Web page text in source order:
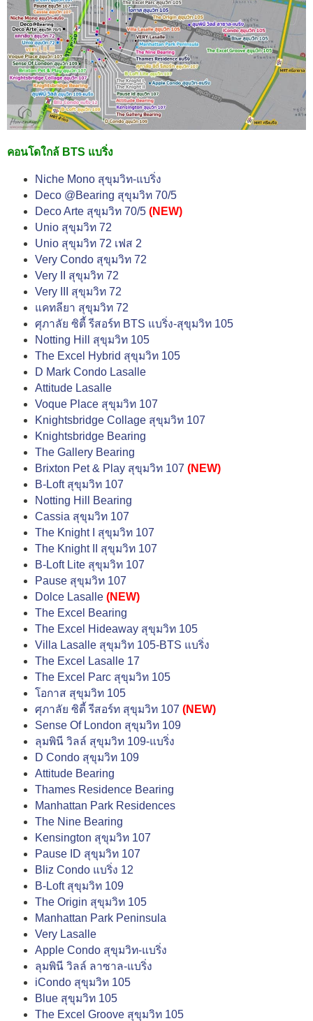
คอนโดใกล้ BTS แบริ่ง
Niche Mono สุขุมวิท-แบริ่ง
Deco @Bearing สุขุมวิท 70/5
Deco Arte สุขุมวิท 70/5 (NEW)
Unio สุขุมวิท 72
Unio สุขุมวิท 72 เฟส 2
Very Condo สุขุมวิท 72
Very II สุขุมวิท 72
Very III สุขุมวิท 72
แคทลียา สุขุมวิท 72
ศุภาลัย ซิตี้ รีสอร์ท BTS แบริ่ง-สุขุมวิท 105
Notting Hill สุขุมวิท 105
The Excel Hybrid สุขุมวิท 105
D Mark Condo Lasalle
Attitude Lasalle
Voque Place สุขุมวิท 107
Knightsbridge Collage สุขุมวิท 107
Knightsbridge Bearing
The Gallery Bearing
Brixton Pet & Play สุขุมวิท 107 (NEW)
B-Loft สุขุมวิท 107
Notting Hill Bearing
Cassia สุขุมวิท 107
The Knight I สุขุมวิท 107
The Knight II สุขุมวิท 107
B-Loft Lite สุขุมวิท 107
Pause สุขุมวิท 107
Dolce Lasalle (NEW)
The Excel Bearing
The Excel Hideaway สุขุมวิท 105
Villa Lasalle สุขุมวิท 105-BTS แบริ่ง
The Excel Lasalle 17
The Excel Parc สุขุมวิท 105
โอกาส สุขุมวิท 105
ศุภาลัย ซิตี้ รีสอร์ท สุขุมวิท 107 (NEW)
Sense Of London สุขุมวิท 109
ลุมพินี วิลล์ สุขุมวิท 109-แบริ่ง
D Condo สุขุมวิท 109
Attitude Bearing
Thames Residence Bearing
Manhattan Park Residences
The Nine Bearing
Kensington สุขุมวิท 107
Pause ID สุขุมวิท 107
Bliz Condo แบริ่ง 12
B-Loft สุขุมวิท 109
The Origin สุขุมวิท 105
Manhattan Park Peninsula
Very Lasalle
Apple Condo สุขุมวิท-แบริ่ง
ลุมพินี วิลล์ ลาซาล-แบริ่ง
iCondo สุขุมวิท 105
Blue สุขุมวิท 105
The Excel Groove สุขุมวิท 105